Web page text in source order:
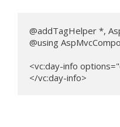
@addTagHelper *,
@using
<vc:day-info
</vc:day-info>